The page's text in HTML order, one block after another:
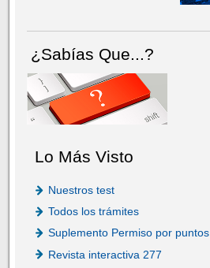
¿Sabías Que...?
Lo Más Visto
Nuestros test
Todos los trámites
Suplemento Permiso por puntos
Revista interactiva 277